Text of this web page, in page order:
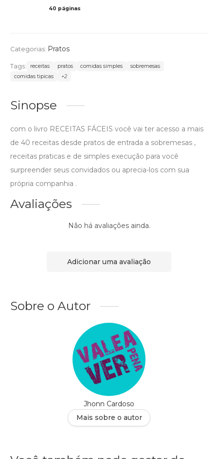
40 páginas
Categorias: Pratos
Tags: receitas pratos comidas simples
sobremesas
comidas tipicas
+2
Sinopse
com o livro RECEITAS FÁCEIS você vai ter acesso a mais
de 40 receitas desde pratos de entrada a sobremesas ,
receitas praticas e de simples execução para você
surpreender seus convidados ou aprecia-los com sua
própria companhia .
Avaliações
Não há avaliações ainda.
Adicionar uma avaliação
Sobre o Autor
Jhonn Cardoso
Mais sobre o autor